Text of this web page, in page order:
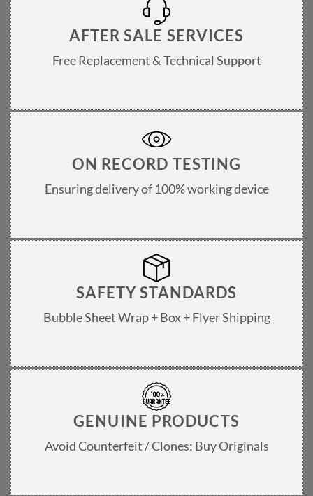
AFTER SALE SERVICES
Free Replacement & Technical Support
ON RECORD TESTING
Ensuring delivery of 100% working device
SAFETY STANDARDS
Bubble Sheet Wrap + Box + Flyer Shipping
GENUINE PRODUCTS
Avoid Counterfeit / Clones: Buy Originals